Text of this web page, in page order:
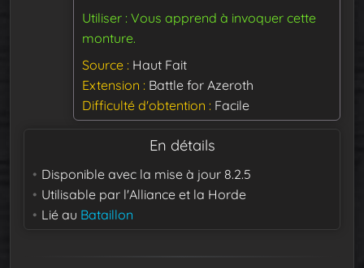
Utiliser : Vous apprend à invoquer cette
monture.
Source Haut Fait
Extension
Battle for Azeroth
Difficulté d'obtention
Facile
En détails
Disponible avec la mise à jour 8.2.5
Utilisable par l'Alliance et la Horde
Lié au Bataillon